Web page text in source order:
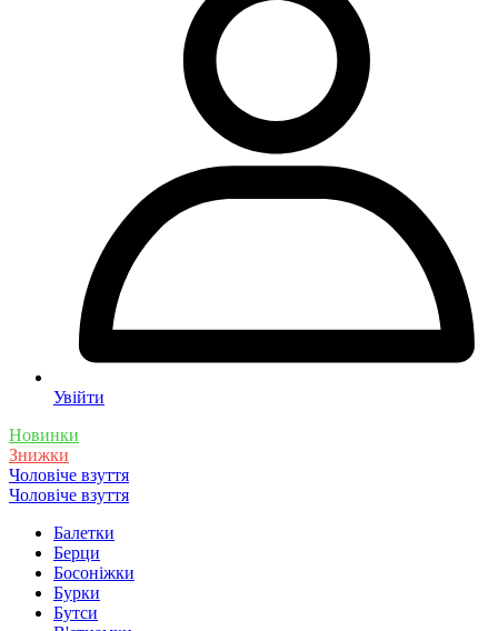
Увійти
Новинки
Знижки
Чоловіче взуття
Чоловіче взуття
Балетки
Берци
Босоніжки
Бурки
Бутси